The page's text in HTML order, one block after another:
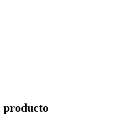
producto